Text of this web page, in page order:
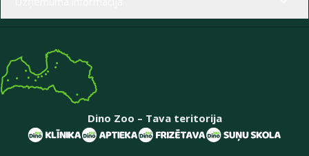
Dino Zoo – Tava teritorija